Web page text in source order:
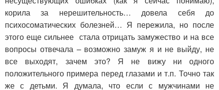
корила за нерешительность… довела себя до
психосоматических болезней… Я пережила, но после
этого еще сильнее стала отрицать замужество и на все
вопросы отвечала – возможно замуж я и не выйду, не
все выходят, зачем это? Я не вижу ни одного
положительного примера перед глазами и т.п. Точно так
же с детьми. Я думала, что если с мужчинами не